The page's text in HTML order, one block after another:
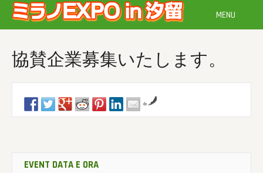
contenuto
MENU
協賛企業募集いたします。
da
EVENT DATA E ORA